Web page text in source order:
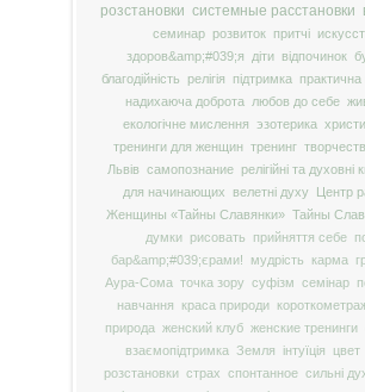
розстановки системные расстановки
семинар розвиток притчі
здоров&amp;#039;я
діти відпочинок
благодійність
релігія підтримка
практична
надихаюча доброта
любов до себе
екологічне мислення
эзотерика
тренинги для женщин тренинг
Львів самопознание релігійні та духовні
для начинающих
велетні духу
Центр
Женщины «Тайны Славянки» Тайны
думки
рисовать прийняття себе
бар&amp;#039;єрами!
мудрість карма
Аура-Сома точка зору суфізм семінар
навчання
краса природи
природа женский клуб женские тренинги
взаємопідтримка Земля інтуїція цвет
розстановки страх спонтанное сильні